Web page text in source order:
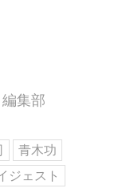
集部
青木功
ジェスト